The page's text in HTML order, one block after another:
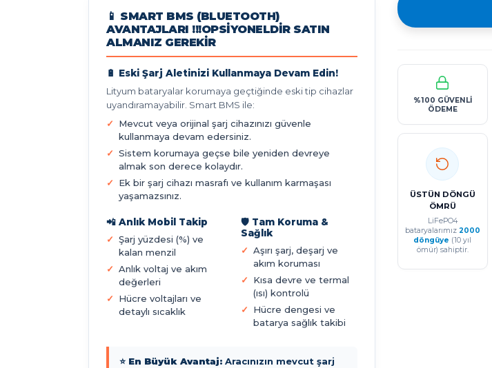
📱 SMART BMS (BLUETOOTH)
AVANTAJLARI !!!OPSIYONELDIR SATIN
ALMANIZ GEREKIR
🔋 Eski Şarj Aletinizi Kullanmaya Devam Edin!
Lityum bataryalar korumaya geçtiğinde eski tip cihazlar
uyandıramayabilir. Smart BMS ile:
Mevcut veya orijinal şarj cihazınızı güvenle
kullanmaya devam edersiniz.
Sistem korumaya geçse bile yeniden devreye
almak son derece kolaydır.
Ek bir şarj cihazı masrafı ve kullanım karmaşası
yaşamazsınız.
📲 Anlık Mobil Takip
Şarj yüzdesi (%) ve
kalan menzil
Anlık voltaj ve akım
değerleri
Hücre voltajları ve
detaylı sıcaklık
🛡️ Tam Koruma &
Sağlık
Aşırı şarj, deşarj ve
akım koruması
Kısa devre ve termal
(ısı) kontrolü
Hücre dengesi ve
batarya sağlık takibi
⭐ En Büyük Avantaj: Aracınızın mevcut şarj
%100 GÜVENLİ
ÖDEME
ÜSTÜN DÖNGÜ
ÖMRÜ
LiFePO4
bataryalarımız 2000
döngüye (10 yıl
ömür) sahiptir.